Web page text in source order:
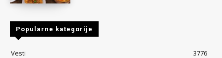
Popularne kategorije
Vesti
3776